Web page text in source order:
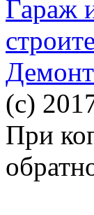
Гараж
(c)
При